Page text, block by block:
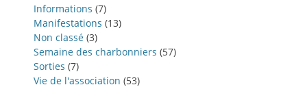
Informations (7)
Manifestations (13)
Non classé (3)
Semaine des charbonniers (57)
Sorties (7)
Vie de l'association (53)